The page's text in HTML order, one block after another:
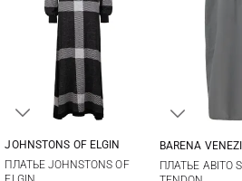
JOHNSTONS OF ELGIN
ПЛАТЬЕ JOHNSTONS OF
BARENA
ПЛАТЬЕ ABITO